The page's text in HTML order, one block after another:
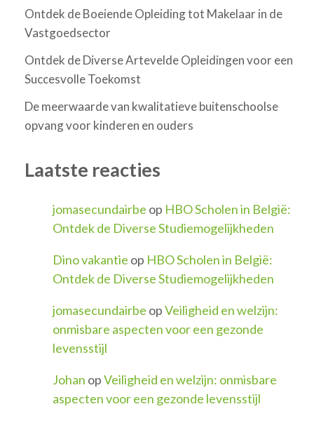
Ontdek de Boeiende Opleiding tot Makelaar in de
Vastgoedsector
Ontdek de Diverse Artevelde Opleidingen voor een
Succesvolle Toekomst
De meerwaarde van kwalitatieve buitenschoolse
opvang voor kinderen en ouders
Laatste reacties
jomasecundairbe op HBO Scholen in België:
Ontdek de Diverse Studiemogelijkheden
Dino vakantie op HBO Scholen in België:
Ontdek de Diverse Studiemogelijkheden
jomasecundairbe opVeiligheid en welzijn:
onmisbare aspecten voor een gezonde
levensstijl
Johan opVeiligheid en welzijn: onmisbare
aspecten voor een gezonde levensstijl